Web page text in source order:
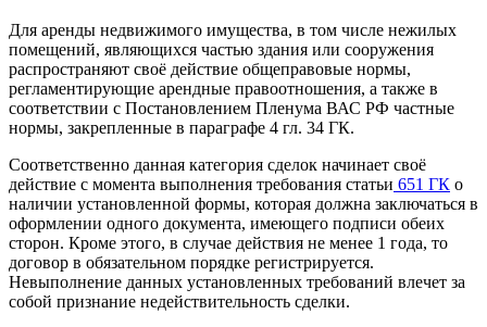
Для аренды недвижимого имущества, в том числе нежилых
помещений, являющихся частью здания или сооружения
распространяют своё действие общеправовые нормы,
регламентирующие арендные правоотношения, а также в
соответствии с Постановлением Пленума ВАС РФ частные
нормы, закрепленные в параграфе 4 гл. 34 ГК.
Соответственно данная категория сделок начинает своё
действие с момента выполнения требования статьи 651 ГК о
наличии установленной формы, которая должна заключаться в
оформлении одного документа, имеющего подписи обеих
сторон. Кроме этого, в случае действия не менее 1 года, то
договор в обязательном порядке регистрируется.
Невыполнение данных установленных требований влечет за
собой признание недействительность сделки.